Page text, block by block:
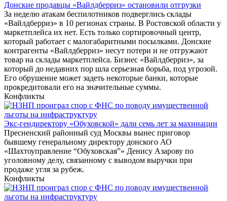
Донские продавцы «Вайлдберриз» остановили отгрузки
За неделю атакам беспилотников подверглись склады
«Вайлдберриз» в 10 регионах страны. В Ростовской области у
маркетплейса их нет. Есть только сортировочный центр,
который работает с малогабаритными посылками. Донские
контрагенты «Вайлдберриз» несут потери и не отгружают
товар на склады маркетплейса. Бизнес «Вайлдберриз», за
который до недавних пор шла серьезная борьба, под угрозой.
Его обрушение может задеть некоторые банки, которые
прокредитовали его на значительные суммы.
Конфликты
Экс-гендиректору «Обуховской» дали семь лет за махинации
Пресненский районный суд Москвы вынес приговор
бывшему генеральному директору донского АО
«Шахтоуправление “Обуховская”» Денису Азарову по
уголовному делу, связанному с выводом выручки при
продаже угля за рубеж.
Конфликты